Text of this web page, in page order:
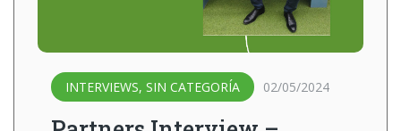
INTERVIEWS, SIN CATEGORÍA 02/05/2024